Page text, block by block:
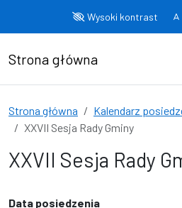
Wysoki kontrast
Strona główna
Strona główna
Kalendarz
XXVII Sesja Rady Gminy
XXVII Sesja Rady
Data posiedzenia